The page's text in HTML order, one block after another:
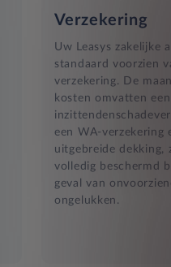
Verzekering
Uw Leasys zakelijke
standaard voorzien
verzekering. De
kosten omvatten een
een WA-verzekering
uitgebreide dekking,
volledig beschermd
geval van
ongelukken.